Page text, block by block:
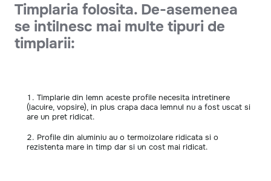
Timplaria folosita. De-asemenea
se intilnesc mai multe tipuri de
timplarii:
Timplarie din lemn aceste profile necesita intretinere
(lacuire, vopsire), in plus crapa daca lemnul nu a fost uscat si
are un pret ridicat.
Profile din aluminiu au o termoizolare ridicata si o
rezistenta mare in timp dar si un cost mai ridicat.